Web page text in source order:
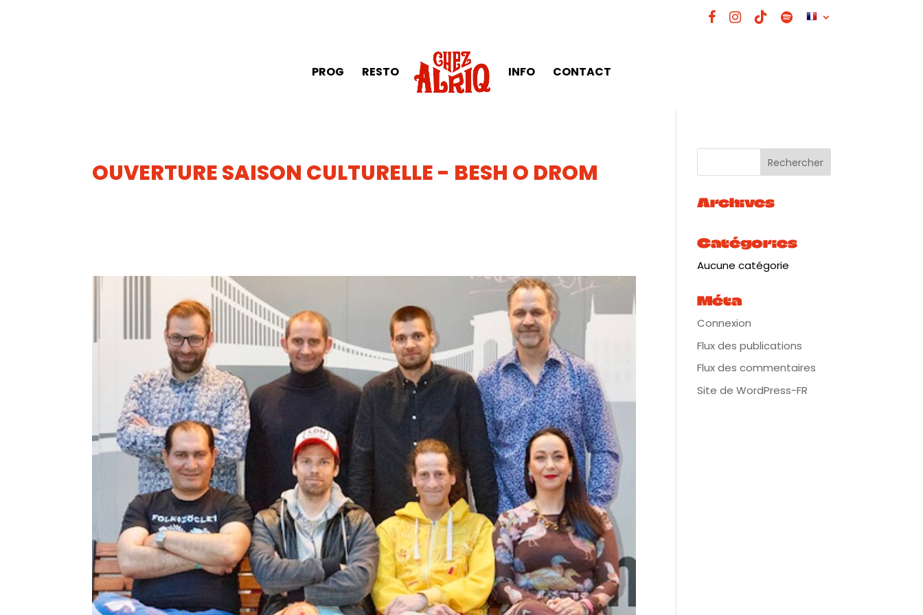
PROG RESTO INFO CONTACT
OUVERTURE SAISON CULTURELLE - BESH O DROM
Archives
Catégories
Aucune catégorie
Méta
Connexion
Flux des publications
Flux des commentaires
Site de WordPress-FR